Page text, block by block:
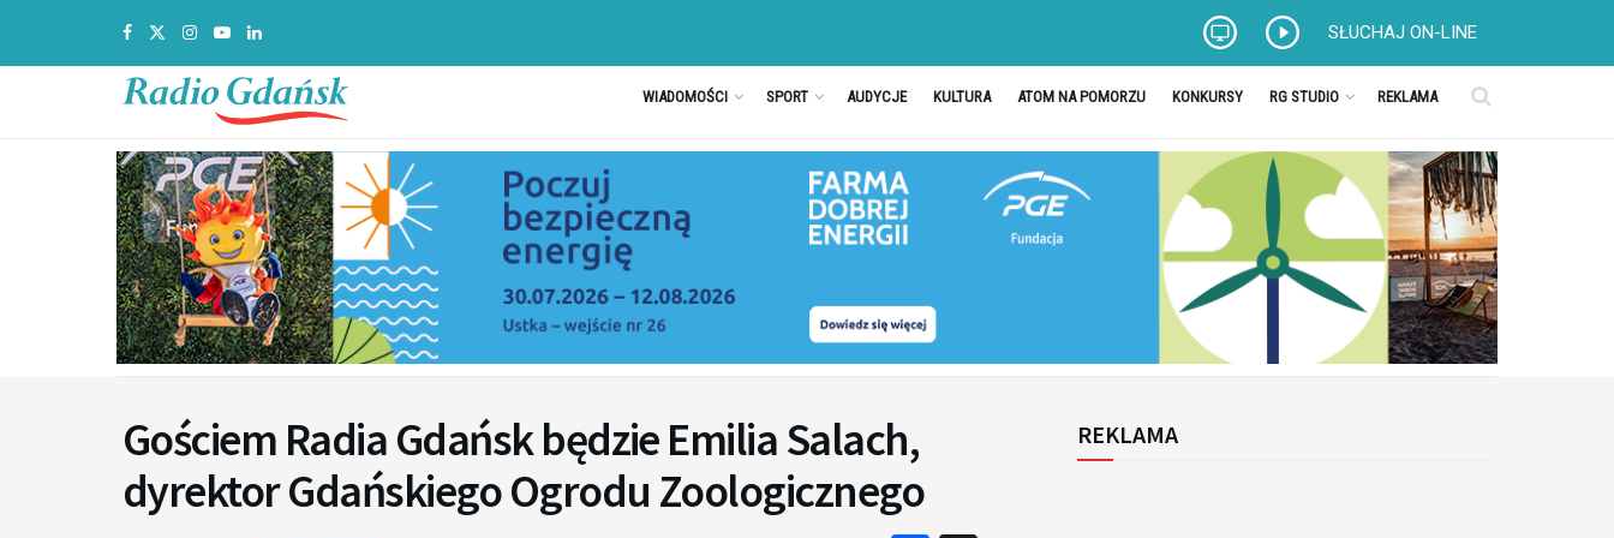
SŁUCHAJ ON-LINE
WIADOMOŚCI SPORT AUDYCJE KULTURA ATOM NA POMORZU KONKURSY RG STUDIO REKLAMA
Gościem Radia Gdańsk będzie Emilia Salach,
dyrektor Gdańskiego Ogrodu Zoologicznego
REKLAMA